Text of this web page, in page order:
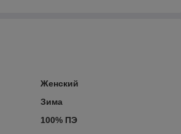
Женский
Зима
100% ПЭ